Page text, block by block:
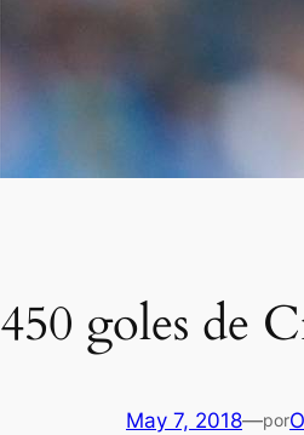
450 goles de
May 7, 2018—por